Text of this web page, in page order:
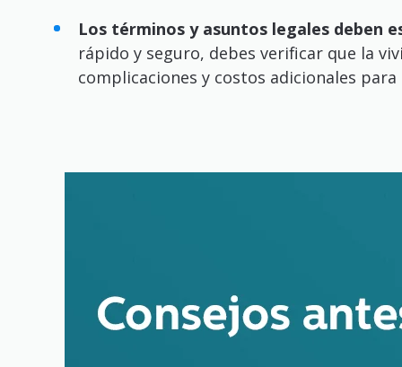
Los términos y asuntos legales deben
rápido y seguro, debes verificar que la
complicaciones y costos adicionales